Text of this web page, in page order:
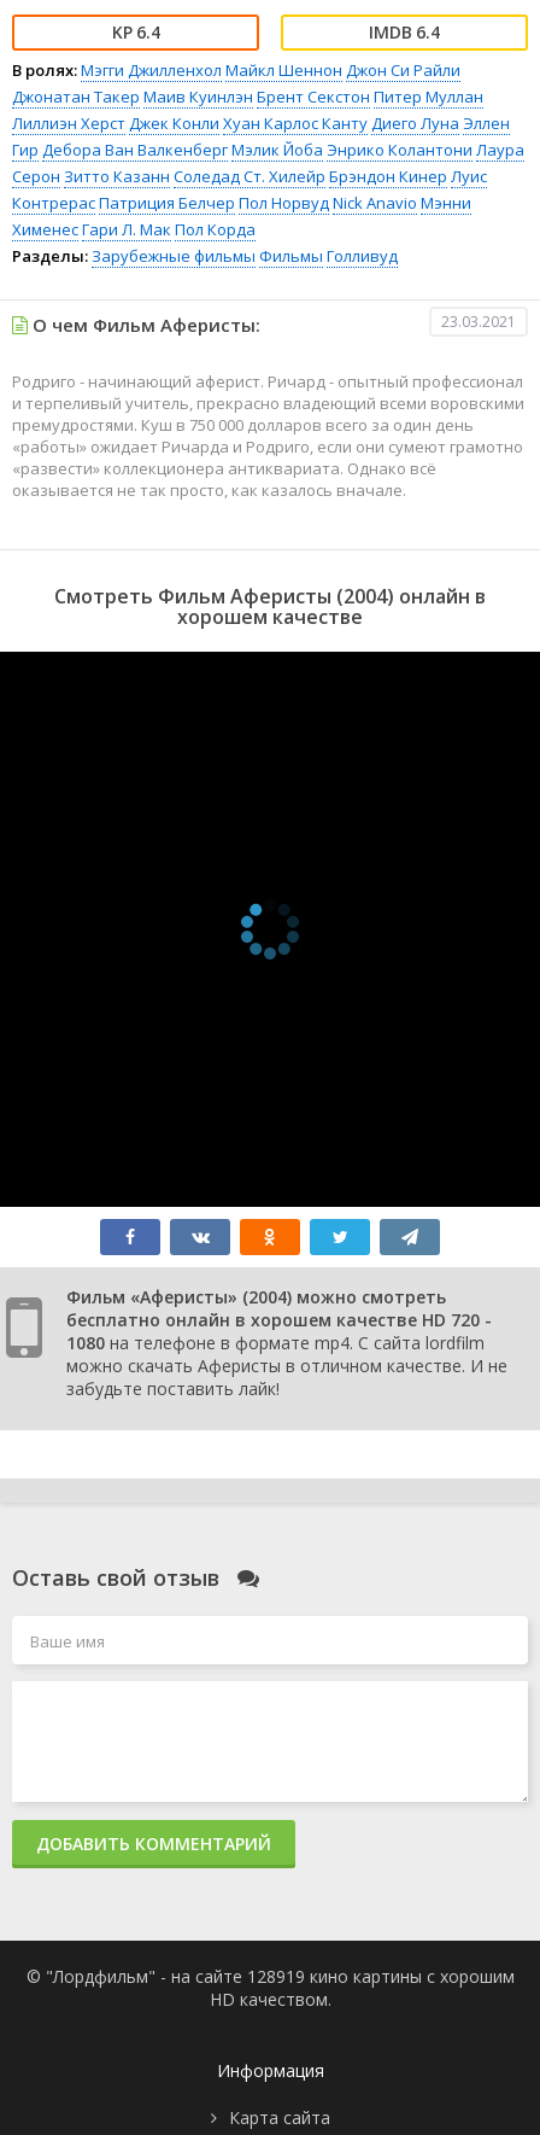
6.4 6.4
В ролях:Мэгги Джилленхол Майкл Шеннон Джон Си Райли
Джонатан Такер Маив Куинлэн Брент Секстон Питер Муллан
Лиллиэн ХерстДжек Конли Хуан Карлос КантуДиего Луна Эллен
Гир Дебора Ван ВалкенбергМэлик Йоба Энрико Колантони Лаура
Серон Зитто Казанн Соледад Ст. Хилейр Брэндон Кинер Луис
КонтрерасПатриция Белчер Пол НорвудNick Anavio Мэнни
ХименесГари Л. Мак Пол Корда
Разделы: Зарубежные фильмы Фильмы Голливуд
О чем Фильм Аферисты: 23.03.2021
Родриго - начинающий аферист. Ричард - опытный профессионал
и терпеливый учитель, прекрасно владеющий всеми воровскими
премудростями. Куш в 750 000 долларов всего за один день
«работы» ожидает Ричарда и Родриго, если они сумеют грамотно
«развести» коллекционера антиквариата. Однако всё
оказывается не так просто, как казалось вначале.
Смотреть Фильм Аферисты (2004) онлайн в
хорошем качестве
Фильм «Аферисты» (2004) можно смотреть
бесплатно онлайн в хорошем качестве HD 720 -
1080 на телефоне в формате mp4. С сайта lordfilm
можно скачать Аферисты в отличном качестве. И не
забудьте поставить лайк!
Оставь свой отзыв
ДОБАВИТЬ КОММЕНТАРИЙ
© "Лордфильм" - на сайте 128919 кино картины с хорошим
HD качеством.
Информация
Карта сайта